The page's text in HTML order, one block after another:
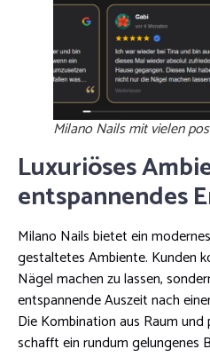
Milano Nails mit vielen
Luxuriöses
entspannendes
Milano Nails bietet ein
gestaltetes Ambiente. Kunden
Nägel machen zu lassen,
entspannende Auszeit nach
Die Kombination aus Raum
schafft ein rundum gelungenes